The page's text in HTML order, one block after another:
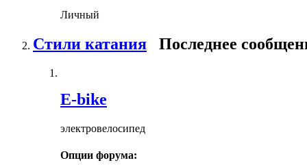
Личный
Стили катания Последнее
E-bike
электровелосипед
Опции форума: